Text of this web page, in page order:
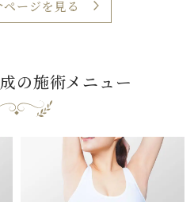
ージを見る
の施術メニュー